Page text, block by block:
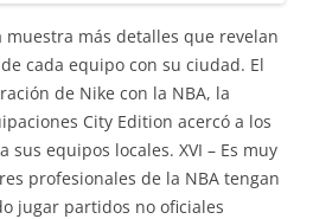
muestra más detalles que revelan
cada equipo con su ciudad. El
de Nike con la NBA, la
City Edition acercó a los
sus equipos locales. XVI – Es muy
profesionales de la NBA tengan
jugar partidos no oficiales